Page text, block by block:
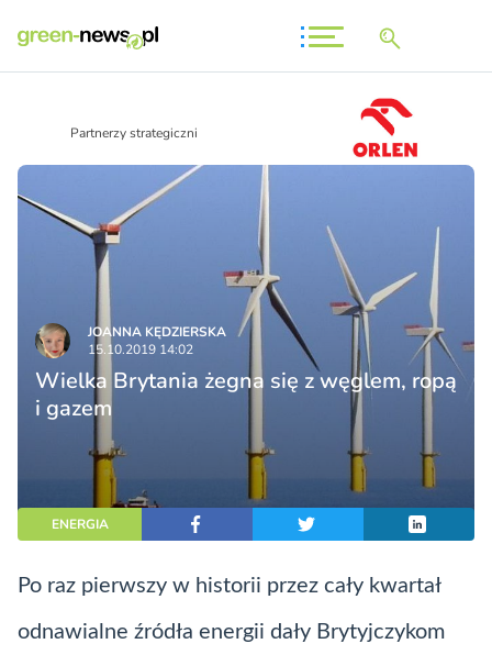
Partnerzy strategiczni
JOANNA KĘDZIERSKA
15.10.2019 14:02
Wielka Brytania żegna się z węglem, ropą
i gazem
ENERGIA
Po raz pierwszy w historii przez cały kwartał
odnawialne źródła energii dały Brytyjczykom